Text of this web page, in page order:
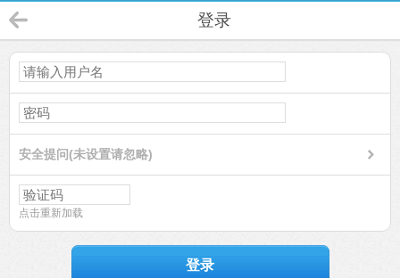
登录
安全提问(未设置请忽略)
点击重新加载
登录